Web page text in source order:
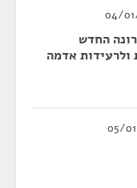
החדש
ולרעידות אדמה